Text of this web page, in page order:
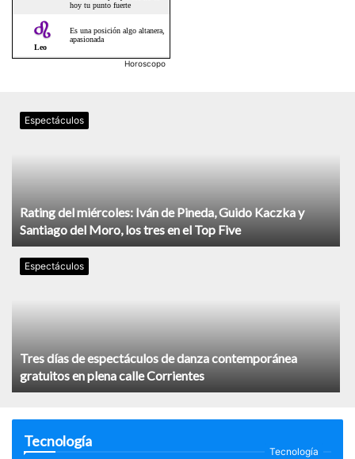
Horoscopo
Espectáculos
Rating del miércoles: Iván de Pineda, Guido Kaczka y
Santiago del Moro, los tres en el Top Five
Espectáculos
Tres días de espectáculos de danza contemporánea
gratuitos en plena calle Corrientes
Tecnología
Tecnología